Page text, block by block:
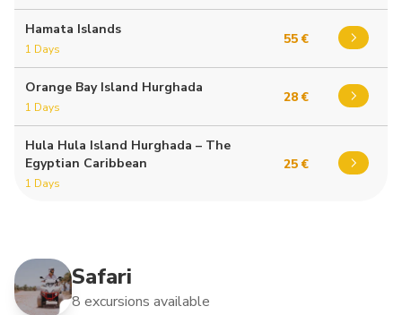
Hamata Islands
1 Days
55 €
Orange Bay Island Hurghada
1 Days
28 €
Hula Hula Island Hurghada – The
Egyptian Caribbean
1 Days
25 €
Safari
8 excursions available